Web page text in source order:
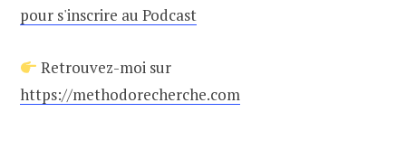
pour s'inscrire au Podcast
Retrouvez-moi sur
https://methodorecherche.com